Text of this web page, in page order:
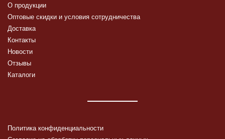
О продукции
Оптовые скидки и условия сотрудничества
Доставка
Контакты
Новости
Отзывы
Каталоги
Политика конфиденциальности